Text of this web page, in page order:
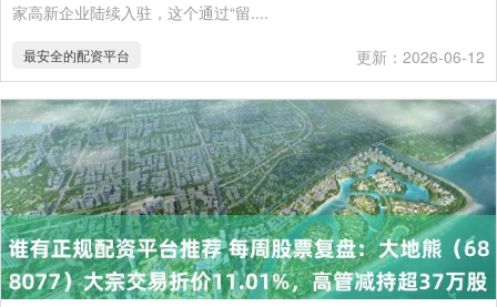
家高新企业陆续入驻，这个通过“留....
最安全的配资平台 更新：2026-06-12